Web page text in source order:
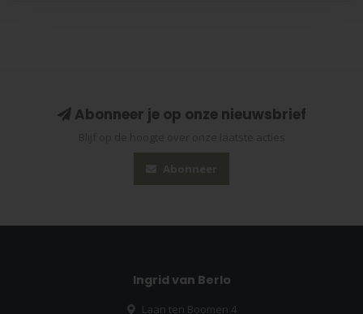
Abonneer je op onze nieuwsbrief
Ingrid van Berlo
Laan ten Boomen 4